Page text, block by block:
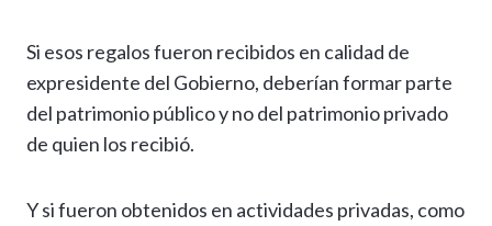
Si esos regalos fueron recibidos en calidad de
expresidente del Gobierno, deberían formar parte
del patrimonio público y no del patrimonio privado
de quien los recibió.
Y si fueron obtenidos en actividades privadas, como